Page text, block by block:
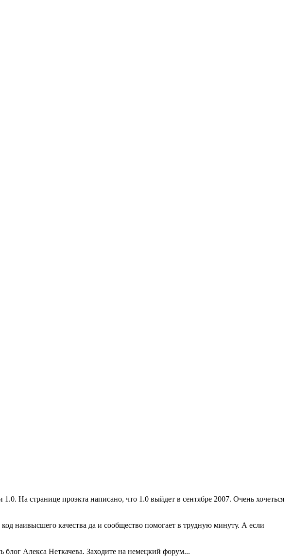
На странице проэкта написано, что 1.0 выйдет в сентябре 2007. Очень хочеться
наивысшего качества да и сообщество помогает в трудную минуту. А если
Алекса Неткачева. Заходите на немецкий форум...